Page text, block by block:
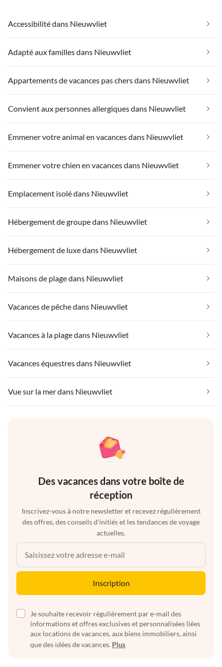
Accessibilité dans Nieuwvliet
Adapté aux familles dans Nieuwvliet
Appartements de vacances pas chers dans Nieuwvliet
Convient aux personnes allergiques dans Nieuwvliet
Emmener votre animal en vacances dans Nieuwvliet
Emmener votre chien en vacances dans Nieuwvliet
Emplacement isolé dans Nieuwvliet
Hébergement de groupe dans Nieuwvliet
Hébergement de luxe dans Nieuwvliet
Maisons de plage dans Nieuwvliet
Vacances de pêche dans Nieuwvliet
Vacances à la plage dans Nieuwvliet
Vacances équestres dans Nieuwvliet
Vue sur la mer dans Nieuwvliet
Des vacances dans votre boîte de
réception
Inscrivez-vous à notre newsletter et recevez régulièrement
des offres, des conseils d'initiés et les tendances de voyage
actuelles.
Inscription
Je souhaite recevoir régulièrement par e-mail des
informations et offres exclusives et personnalisées liées
aux locations de vacances, aux biens immobiliers, ainsi
que des idées de vacances. Plus